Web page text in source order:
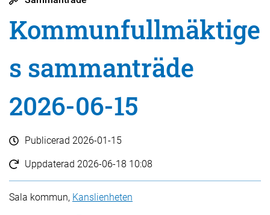
Kommunfullmäktige
s sammanträde
2026-06-15
Publicerad 2026-01-15
Uppdaterad 2026-06-18 10:08
Sala kommun, Kanslienheten